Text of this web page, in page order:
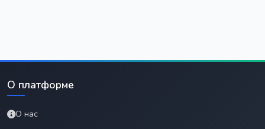
О платформе
О нас